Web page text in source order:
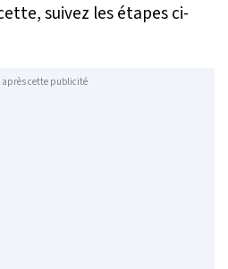
suivez les étapes ci-
après cette publicité